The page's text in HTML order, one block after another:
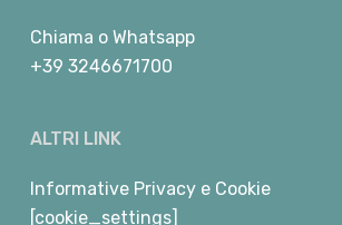
Chiama o Whatsapp
+39 3246671700
ALTRI LINK
Informative Privacy e Cookie
[cookie_settings]